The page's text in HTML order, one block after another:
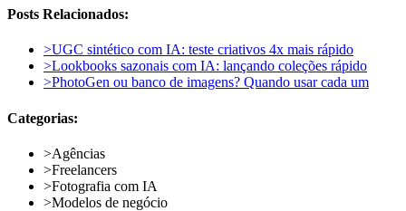
Posts Relacionados:
>UGC sintético com IA: teste criativos 4x mais rápido
>Lookbooks sazonais com IA: lançando coleções rápido
>PhotoGen ou banco de imagens? Quando usar cada um
Categorias:
>Agências
>Freelancers
>Fotografia com IA
>Modelos de negócio